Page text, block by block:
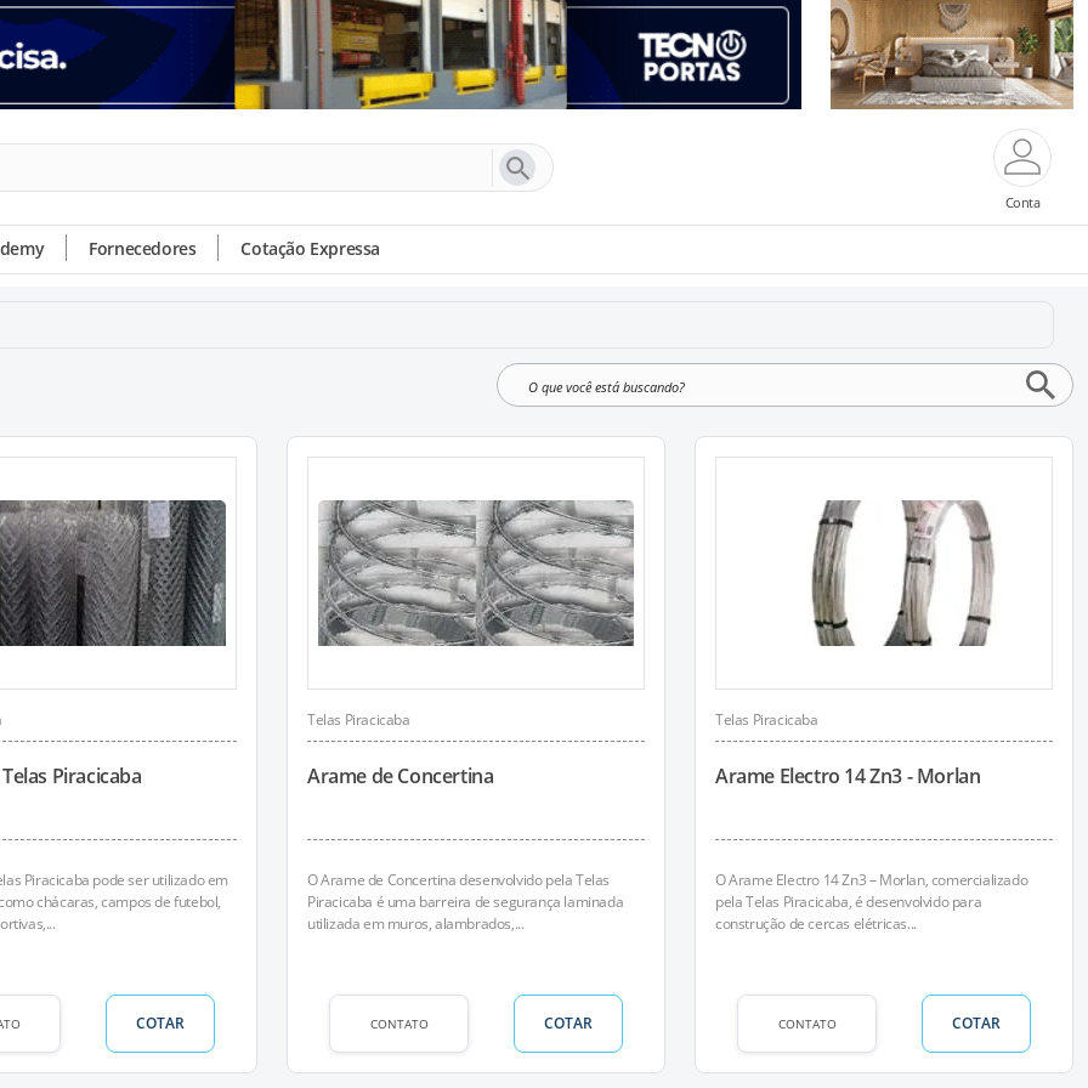
Conta
Fornecedores Cotação Expressa
Piracicaba
Piracicaba pode ser utilizado em
chácaras, campos de futebol,
COTAR
Telas Piracicaba
Arame de Concertina
O Arame de Concertina desenvolvido pela Telas
Piracicaba é uma barreira de segurança laminada
utilizada em muros, alambrados,...
CONTATO COTAR
Telas Piracicaba
Arame Electro 14 Zn3 - Morlan
O Arame Electro 14 Zn3 – Morlan, comercializado
pela Telas Piracicaba, é desenvolvido para
construção de cercas elétricas...
CONTATO COTAR